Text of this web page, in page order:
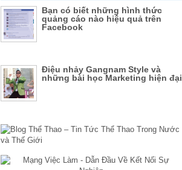
Bạn có biết những hình thức
quảng cáo nào hiệu quả trên
Facebook
Điệu nhảy Gangnam Style và
những bài học Marketing hiện đại